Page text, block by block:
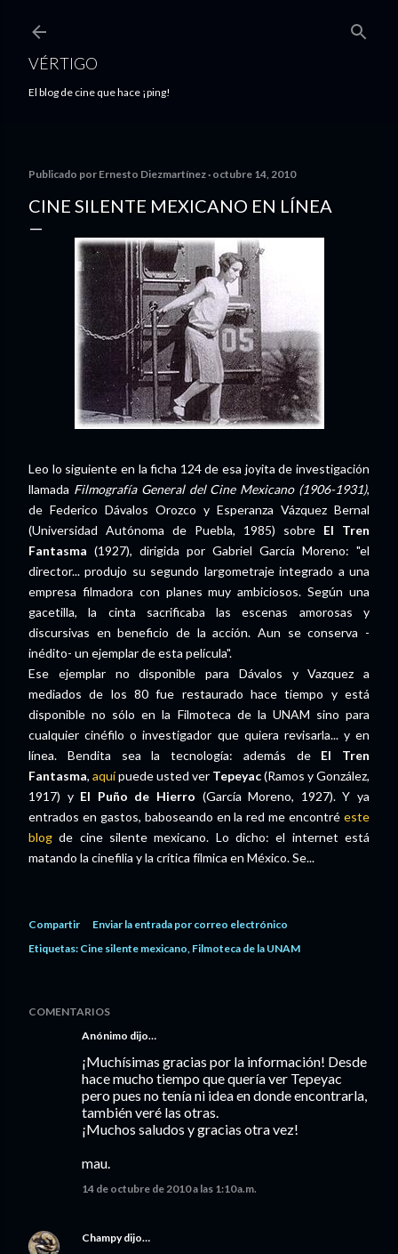
VÉRTIGO
El blog de cine que hace ¡ping!
Publicado por Ernesto Diezmartínez octubre 14, 2010
CINE SILENTE MEXICANO EN LÍNEA
Leo lo siguiente en la ficha 124 de esa joyita de investigación
llamada Filmografía General del Cine Mexicano (1906-1931),
de Federico Dávalos Orozco y Esperanza Vázquez Bernal
(Universidad Autónoma de Puebla, 1985) sobre El Tren
Fantasma (1927), dirigida por Gabriel García Moreno: "el
director... produjo su segundo largometraje integrado a una
empresa filmadora con planes muy ambiciosos. Según una
gacetilla, la cinta sacrificaba las escenas amorosas y
discursivas en beneficio de la acción. Aun se conserva -
inédito- un ejemplar de esta película".
Ese ejemplar no disponible para Dávalos y Vazquez a
mediados de los 80 fue restaurado hace tiempo y está
disponible no sólo en la Filmoteca de la UNAM sino para
cualquier cinéfilo o investigador que quiera revisarla... y en
línea. Bendita sea la tecnología: además de El Tren
Fantasma, aquípuede usted ver Tepeyac(Ramos y González,
1917) y El Puño de Hierro (García Moreno, 1927). Y ya
entrados en gastos, baboseando en la red me encontré este
blog de cine silente mexicano. Lo dicho: el internet está
matando la cinefilia y la crítica fílmica en México. Se...
Compartir
Enviar la entrada por correo electrónico
Etiquetas: Cine silente mexicano Filmoteca de la UNAM
COMENTARIOS
Anónimo dijo…
¡Muchísimas gracias por la información! Desde
hace mucho tiempo que quería ver Tepeyac
pero pues no tenía ni idea en donde encontrarla,
también veré las otras.
¡Muchos saludos y gracias otra vez!
mau.
14 de octubre de 2010 a las 1:10 a.m.
Champydijo…